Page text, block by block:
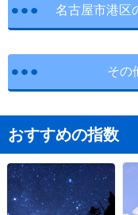
名古屋市港区
その
おすすめの指数